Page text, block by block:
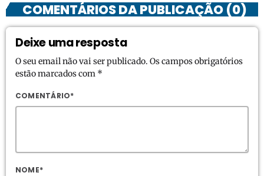
COMENTÁRIOS DA PUBLICAÇÃO (0)
Deixe uma resposta
O seu email não vai ser publicado. Os campos obrigatórios
estão marcados com *
COMENTÁRIO*
NOME*